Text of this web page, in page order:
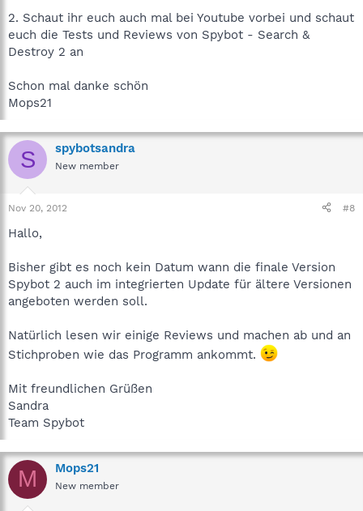
2. Schaut ihr euch auch mal bei Youtube vorbei und schaut
euch die Tests und Reviews von Spybot - Search &
Destroy 2 an
Schon mal danke schön
Mops21
S spybotsandra
New member
Nov 20, 2012 #8
Hallo,
Bisher gibt es noch kein Datum wann die finale Version
Spybot 2 auch im integrierten Update für ältere Versionen
angeboten werden soll.
Natürlich lesen wir einige Reviews und machen ab und an
Stichproben wie das Programm ankommt.
Mit freundlichen Grüßen
Sandra
Team Spybot
M Mops21
New member